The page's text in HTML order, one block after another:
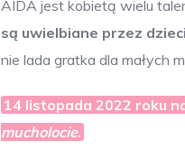
AIDA jest kobietą wielu
są uwielbiane przez
nie lada gratka dla małych
14 listopada 2022 roku
mucholocie.